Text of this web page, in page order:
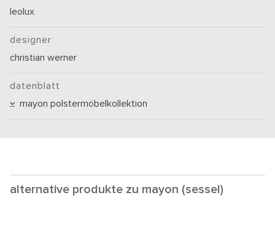
leolux
designer
christian werner
datenblatt
mayon polstermöbelkollektion
alternative produkte zu mayon (sessel)